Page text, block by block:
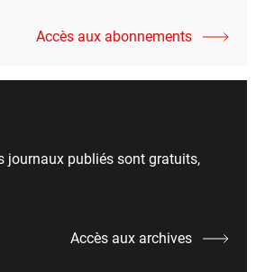
Accès aux abonnements
journaux publiés sont gratuits,
Accès aux archives